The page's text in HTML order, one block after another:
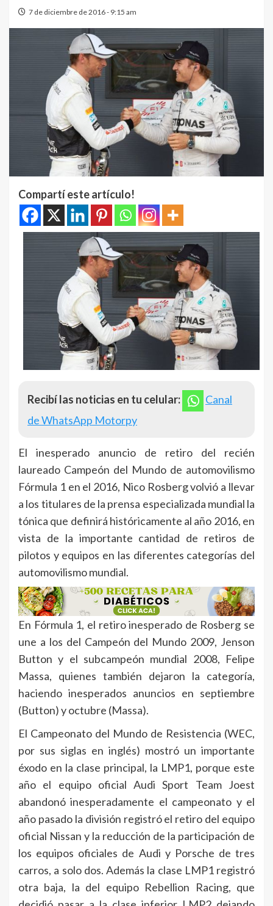
7 de diciembre de 2016 - 9:15 am
Compartí este artículo!
Recibí las noticias en tu celular:
Canal
de WhatsApp Motorpy
El inesperado anuncio de retiro del recién
laureado Campeón del Mundo de automovilismo
Fórmula 1 en el 2016, Nico Rosberg volvió a llevar
a los titulares de la prensa especializada mundial la
tónica que definirá históricamente al año 2016, en
vista de la importante cantidad de retiros de
pilotos y equipos en las diferentes categorías del
automovilismo mundial.
En Fórmula 1, el retiro inesperado de Rosberg se
une a los del Campeón del Mundo 2009, Jenson
Button y el subcampeón mundial 2008, Felipe
Massa, quienes también dejaron la categoría,
haciendo inesperados anuncios en septiembre
(Button) y octubre (Massa).
El Campeonato del Mundo de Resistencia (WEC,
por sus siglas en inglés) mostró un importante
éxodo en la clase principal, la LMP1, porque este
año el equipo oficial Audi Sport Team Joest
abandonó inesperadamente el campeonato y el
año pasado la división registró el retiro del equipo
oficial Nissan y la reducción de la participación de
los equipos oficiales de Audi y Porsche de tres
carros, a solo dos. Además la clase LMP1 registró
otra baja, la del equipo Rebellion Racing, que